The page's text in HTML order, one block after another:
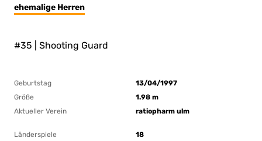
ehemalige Herren
#35 | Shooting Guard
Geburtstag
13/04/1997
Größe
1.98 m
Aktueller Verein
ratiopharm ulm
Länderspiele
18